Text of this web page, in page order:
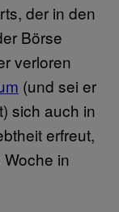
der in den
Börse
verloren
(und sei er
sich auch in
erfreut,
in